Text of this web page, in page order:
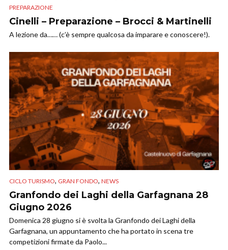
PREPARAZIONE
Cinelli – Preparazione – Brocci & Martinelli
A lezione da…… (c’è sempre qualcosa da imparare e conoscere!).
CICLO TURISMO, GRAN FONDO, NEWS
Granfondo dei Laghi della Garfagnana 28
Giugno 2026
Domenica 28 giugno si è svolta la Granfondo dei Laghi della
Garfagnana, un appuntamento che ha portato in scena tre
competizioni firmate da Paolo...